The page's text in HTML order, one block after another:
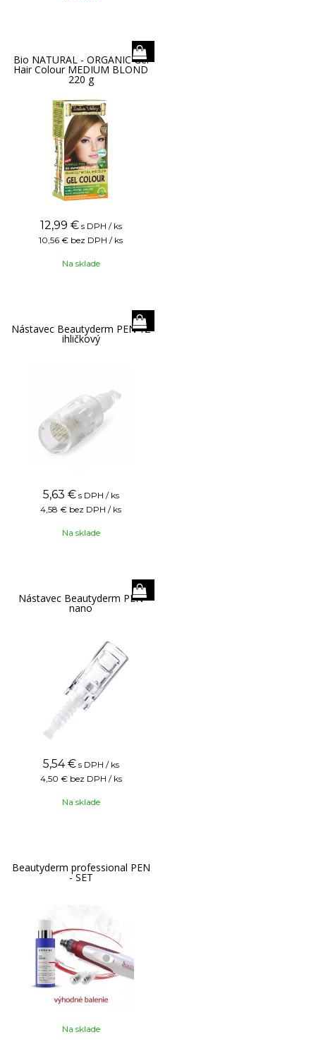
Bio NATURAL - ORGANIC Gel
Hair Colour MEDIUM BLOND
220 g
12,99 € s DPH / ks
10,56 € bez DPH / ks
Na sklade
Nástavec Beautyderm PEN 12
ihličkový
5,63 € s DPH / ks
4,58 € bez DPH / ks
Na sklade
Nástavec Beautyderm PEN
nano
5,54 € s DPH / ks
4,50 € bez DPH / ks
Na sklade
Beautyderm professional PEN
- SET
Na sklade